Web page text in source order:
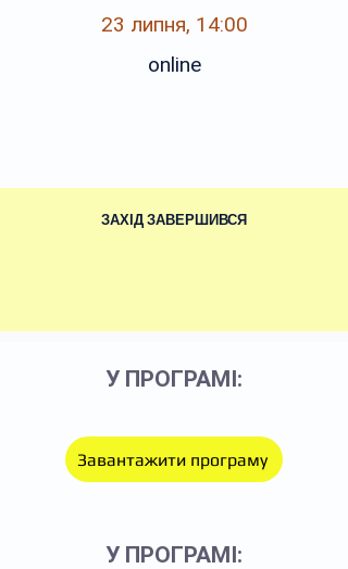
23 липня, 14:00
online
ЗАХІД ЗАВЕРШИВСЯ
У ПРОГРАМІ:
Завантажити програму
У ПРОГРАМІ: